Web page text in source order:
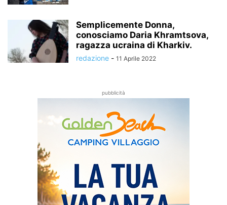
Semplicemente Donna,
conosciamo Daria Khramtsova,
ragazza ucraina di Kharkiv.
redazione - 11 Aprile 2022
pubblicità